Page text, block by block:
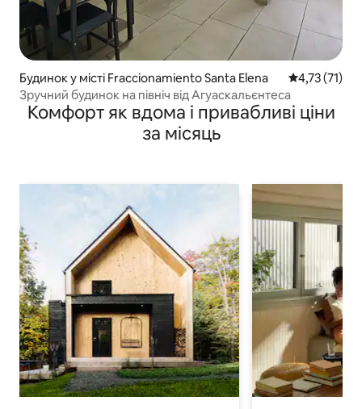
Будинок у місті Fraccionamiento Santa Elena Середня
4,73 (71)
Зручний будинок на північ від Агуаскальєнтеса
Комфорт як вдома і привабливі ціни
за місяць